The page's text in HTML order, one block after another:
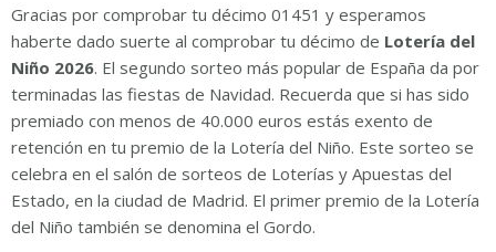
Gracias por comprobar tu décimo 01451 y esperamos
haberte dado suerte al comprobar tu décimo de Lotería del
Niño 2026. El segundo sorteo más popular de España da por
terminadas las fiestas de Navidad. Recuerda que si has sido
premiado con menos de 40.000 euros estás exento de
retención en tu premio de la Lotería del Niño. Este sorteo se
celebra en el salón de sorteos de Loterías y Apuestas del
Estado, en la ciudad de Madrid. El primer premio de la Lotería
del Niño también se denomina el Gordo.